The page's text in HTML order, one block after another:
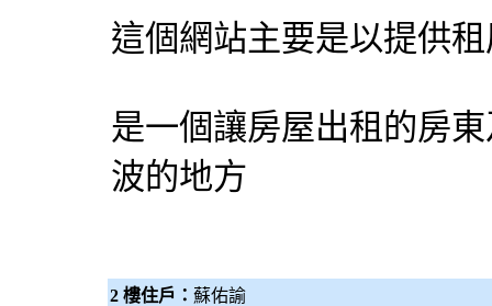
這個網站主要是以提供
是一個讓房屋出租的房
波的地方
2 樓住戶： 蘇佑諭